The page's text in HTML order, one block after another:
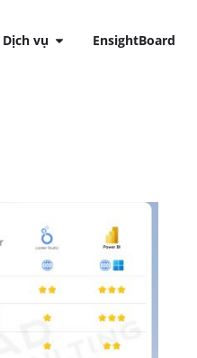
Dịch vụ EnsightBoard